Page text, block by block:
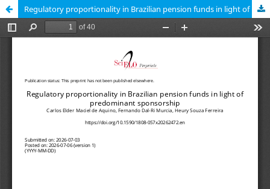
Regulatory proportionality in Brazilian pension funds in light of predominant sponsorship